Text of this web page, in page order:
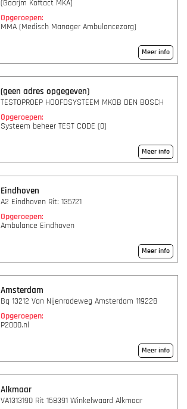
(Gaarjm Koftact MKA)
Opgeroepen:
MMA (Medisch Manager Ambulancezorg)
Meer info
(geen adres opgegeven)
TESTOPROEP HOOFDSYSTEEM MKOB DEN BOSCH
Opgeroepen:
Systeem beheer TEST CODE (0)
Meer info
Eindhoven
A2 Eindhoven Rit: 135721
Opgeroepen:
Ambulance Eindhoven
Meer info
Amsterdam
Bq 13212 Van Nijenrodeweg Amsterdam 119228
Opgeroepen:
P2000.nl
Meer info
Alkmaar
VA1313190 Rit 158391 Winkelwaard Alkmaar